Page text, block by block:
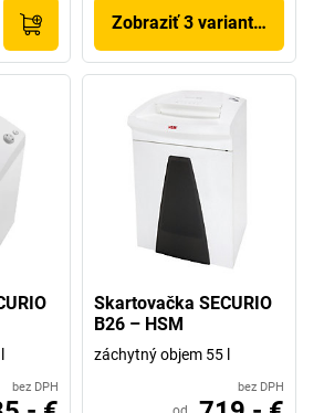
Zobraziť 3 variantov
bez DPH
Skartovačka SECURIO
B26 – HSM
záchytný objem 55 l
bez DPH